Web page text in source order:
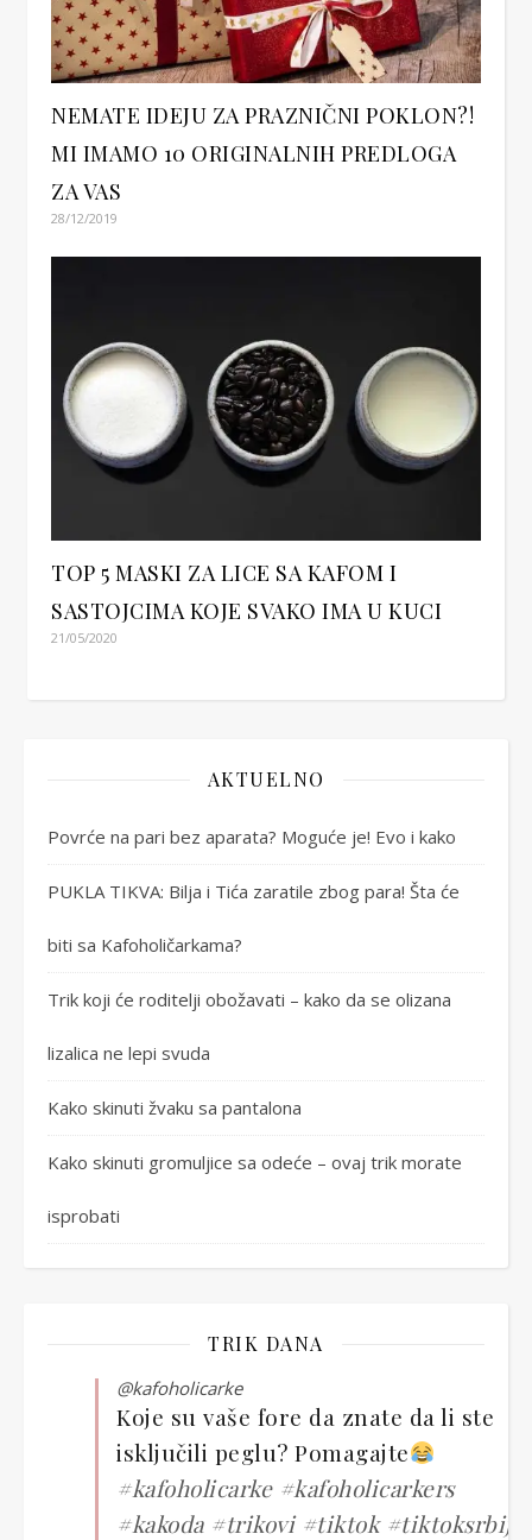
NEMATE IDEJU ZA PRAZNIČNI POKLON?!
MI IMAMO 10 ORIGINALNIH PREDLOGA
ZA VAS
28/12/2019
TOP 5 MASKI ZA LICE SA KAFOM I
SASTOJCIMA KOJE SVAKO IMA U KUCI
21/05/2020
AKTUELNO
Povrće na pari bez aparata? Moguće je! Evo i kako
PUKLA TIKVA: Bilja i Tića zaratile zbog para! Šta će
biti sa Kafoholičarkama?
Trik koji će roditelji obožavati – kako da se olizana
lizalica ne lepi svuda
Kako skinuti žvaku sa pantalona
Kako skinuti gromuljice sa odeće – ovaj trik morate
isprobati
TRIK DANA
@kafoholicarke
Koje su vaše fore da znate da li ste
isključili peglu? Pomagajte
#kafoholicarke #kafoholicarkers
#kakoda #trikovi #tiktok #tiktoksrbija